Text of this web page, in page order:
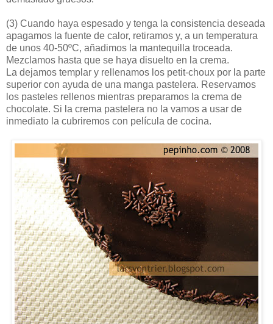
(3) Cuando haya espesado y tenga la consistencia deseada
apagamos la fuente de calor, retiramos y, a un temperatura
de unos 40-50ºC, añadimos la mantequilla troceada.
Mezclamos hasta que se haya disuelto en la crema.
La dejamos templar y rellenamos los petit-choux por la parte
superior con ayuda de una manga pastelera. Reservamos
los pasteles rellenos mientras preparamos la crema de
chocolate. Si la crema pastelera no la vamos a usar de
inmediato la cubriremos con película de cocina.